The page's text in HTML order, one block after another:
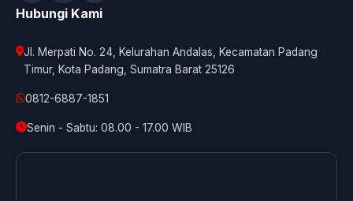
Hubungi Kami
Jl. Merpati No. 24, Kelurahan Andalas, Kecamatan Padang
Timur, Kota Padang, Sumatra Barat 25126
0812-6887-1851
Senin - Sabtu: 08.00 - 17.00 WIB